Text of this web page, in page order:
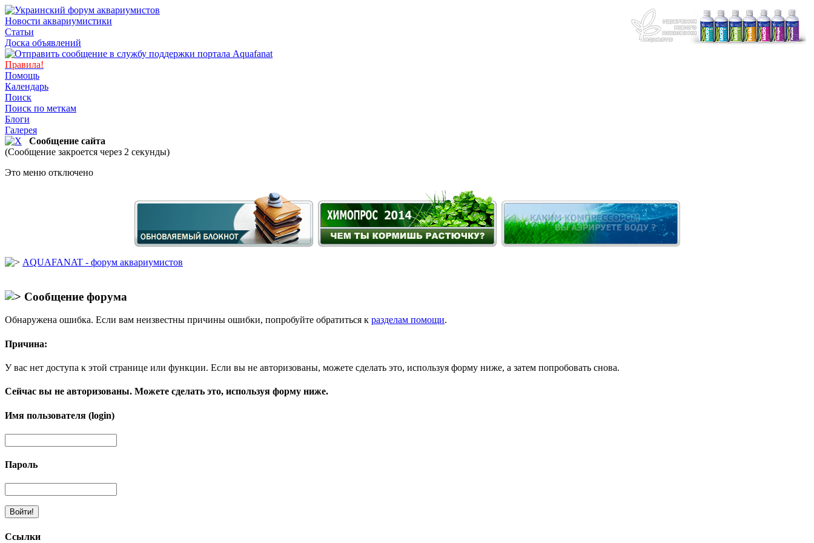
Новости аквариумистики
Статьи
Доска объявлений
Правила!
Помощь
Календарь
Поиск
Поиск по меткам
Блоги
Галерея
Сообщение сайта
(Сообщение закроется через 2 секунды)
Это меню отключено
AQUAFANAT - форум аквариумистов
Сообщение форума
Обнаружена ошибка. Если вам неизвестны причины ошибки, попробуйте обратиться к разделам помощи.
Причина:
У вас нет доступа к этой странице или функции. Если вы не авторизованы, можете сделать это, используя форму ниже, а затем попробовать снова.
Сейчас вы не авторизованы. Можете сделать это, используя форму ниже.
Имя пользователя (login)
Пароль
Ссылки